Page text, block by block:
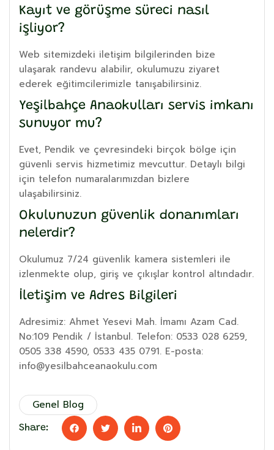
Kayıt ve görüşme süreci nasıl
işliyor?
Web sitemizdeki iletişim bilgilerinden bize
ulaşarak randevu alabilir, okulumuzu ziyaret
ederek eğitimcilerimizle tanışabilirsiniz.
Yeşilbahçe Anaokulları servis imkanı
sunuyor mu?
Evet, Pendik ve çevresindeki birçok bölge için
güvenli servis hizmetimiz mevcuttur. Detaylı bilgi
için telefon numaralarımızdan bizlere
ulaşabilirsiniz.
Okulunuzun güvenlik donanımları
nelerdir?
Okulumuz 7/24 güvenlik kamera sistemleri ile
izlenmekte olup, giriş ve çıkışlar kontrol altındadır.
İletişim ve Adres Bilgileri
Adresimiz: Ahmet Yesevi Mah. İmamı Azam Cad.
No:109 Pendik / İstanbul. Telefon: 0533 028 6259,
0505 338 4590, 0533 435 0791. E-posta:
info@yesilbahceanaokulu.com
Genel Blog
Share: